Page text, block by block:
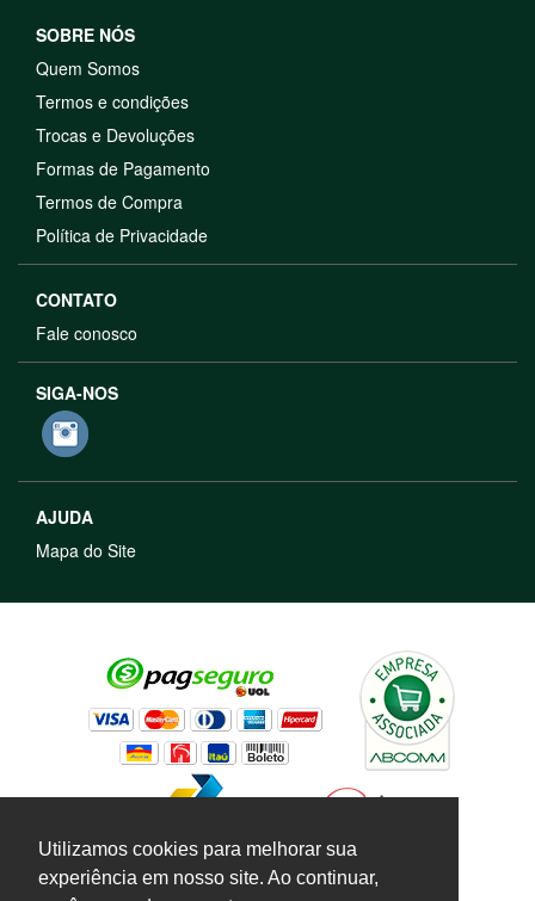
Utilizamos cookies para melhorar sua
experiência em nosso site. Ao continuar,
SOBRE NÓS
Quem Somos
Termos e condições
Trocas e Devoluções
Formas de Pagamento
Termos de Compra
Política de Privacidade
CONTATO
Fale conosco
SIGA-NOS
AJUDA
Mapa do Site